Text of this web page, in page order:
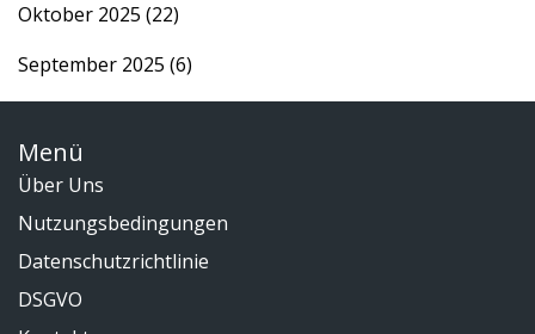
Oktober 2025 (22)
September 2025 (6)
Menü
Über Uns
Nutzungsbedingungen
Datenschutzrichtlinie
DSGVO